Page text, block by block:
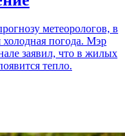
метеорологов, в
погода. Мэр
заявил, что в жилых
тепло.